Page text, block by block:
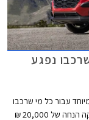
₪ למי שרכבו נפגע
עבור כל מי שרכבו
נפגע בפעולות הטרור החל מתאריך 7 באוקטובר ומעניקה הנחה של 20,000 ₪